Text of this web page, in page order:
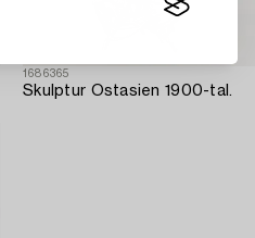
1686365
Skulptur Ostasien 1900-tal.